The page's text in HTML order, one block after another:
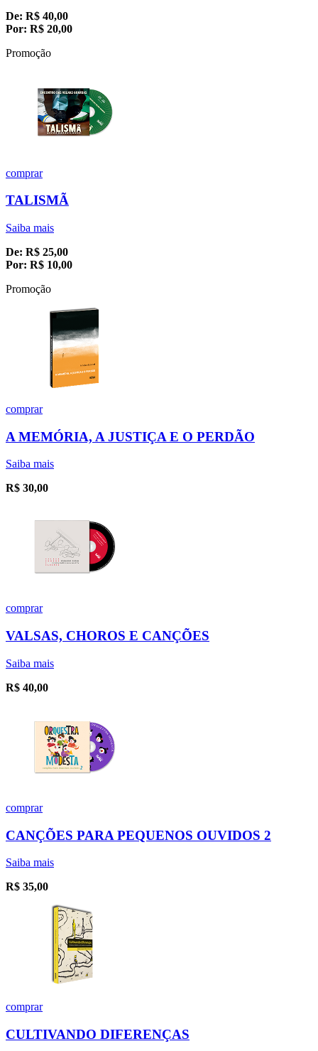
De: R$ 40,00
Por: R$ 20,00
Promoção
comprar
TALISMÃ
Saiba mais
De: R$ 25,00
Por: R$ 10,00
Promoção
comprar
A MEMÓRIA, A JUSTIÇA E O PERDÃO
Saiba mais
R$ 30,00
comprar
VALSAS, CHOROS E CANÇÕES
Saiba mais
R$ 40,00
comprar
CANÇÕES PARA PEQUENOS OUVIDOS 2
Saiba mais
R$ 35,00
comprar
CULTIVANDO DIFERENÇAS